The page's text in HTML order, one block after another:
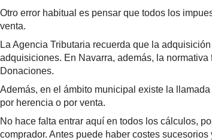
Otro error habitual es pensar que todos los
venta.
La Agencia Tributaria recuerda que la
adquisiciones. En Navarra, además, la
Donaciones.
Además, en el ámbito municipal existe la
por herencia o por venta.
No hace falta entrar aquí en todos los cálculos,
comprador. Antes puede haber costes